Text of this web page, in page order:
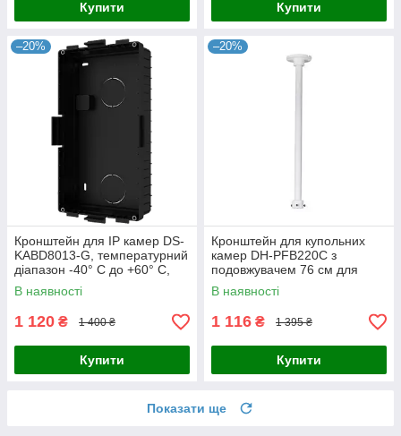
Купити Купити
–20%
Кронштейн для IP камер DS-
KABD8013-G, температурний
діапазон -40° C до +60° C,
розмір 264 x 152.9 x 62 мм,
ідеальний для
В наявності
1 120 ₴ 1 400 ₴
Купити
–20%
Кронштейн для купольних
камер DH-PFB220C з
подовжувачем 76 см для
відеоспостереження з
надійним монтажем на стелі
до 2 кг для
В наявності
1 116 ₴ 1 395 ₴
Купити
Показати ще